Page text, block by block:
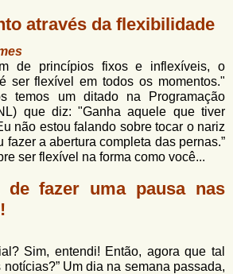
através da flexibilidade
de princípios fixos e inflexíveis, o
ser flexível em todos os momentos."
temos um ditado na Programação
que diz: "Ganha aquele que tiver
não estou falando sobre tocar o nariz
fazer a abertura completa das pernas.”
ser flexível na forma como você...
de fazer uma pausa nas
Sim, entendi! Então, agora que tal
notícias?” Um dia na semana passada,